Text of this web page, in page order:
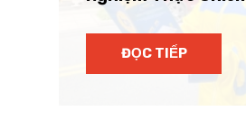
ĐỌC TIẾP